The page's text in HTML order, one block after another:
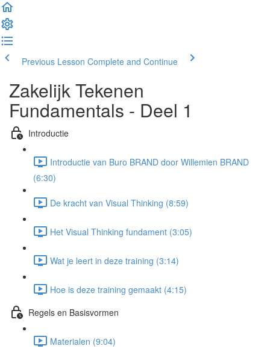
Previous Lesson Complete and Continue
Zakelijk Tekenen
Fundamentals - Deel 1
Introductie
Introductie van Buro BRAND door Willemien BRAND
(6:30)
De kracht van Visual Thinking (8:59)
Het Visual Thinking fundament (3:05)
Wat je leert in deze training (3:14)
Hoe is deze training gemaakt (4:15)
Regels en Basisvormen
Materialen (9:04)